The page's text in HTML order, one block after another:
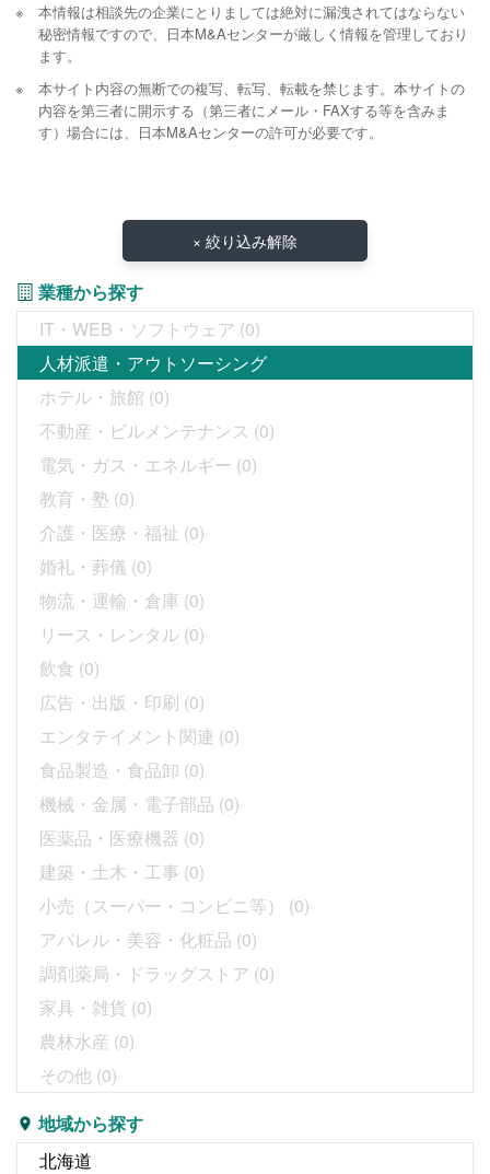
本情報は相談先の企業にとりましては絶対に漏洩されてはならない
秘密情報ですので、日本M&Aセンターが厳しく情報を管理しており
ます。
本サイト内容の無断での複写、転写、転載を禁じます。本サイトの
内容を第三者に開示する（第三者にメール・FAXする等を含みま
す）場合には、日本M&Aセンターの許可が必要です。
× 絞り込み解除
業種から探す
IT・WEB・ソフトウェア (0)
人材派遣・アウトソーシング
ホテル・旅館 (0)
不動産・ビルメンテナンス (0)
電気・ガス・エネルギー (0)
教育・塾 (0)
介護・医療・福祉 (0)
婚礼・葬儀 (0)
物流・運輸・倉庫 (0)
リース・レンタル (0)
飲食 (0)
広告・出版・印刷 (0)
エンタテイメント関連 (0)
食品製造・食品卸 (0)
機械・金属・電子部品 (0)
医薬品・医療機器 (0)
建築・土木・工事 (0)
小売（スーパー・コンビニ等）
(0)
アパレル・美容・化粧品 (0)
調剤薬局・ドラッグストア (0)
家具・雑貨 (0)
農林水産 (0)
その他 (0)
地域から探す
北海道